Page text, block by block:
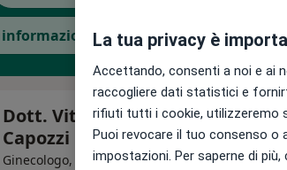
Dott. Vito Andrea
Capozzi
Ginecologo, Ostetrica·Altro
La tua privacy è
Accettando, consenti a noi e ai
raccogliere dati statistici e
rifiuti tutti i cookie, utilizzeremo
Puoi revocare il tuo consenso o
impostazioni. Per saperne di